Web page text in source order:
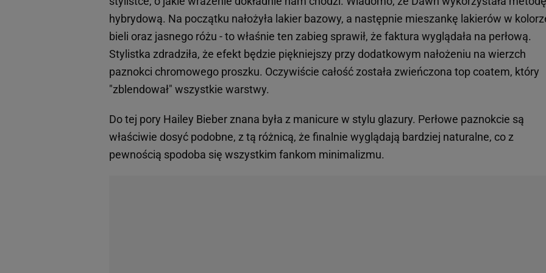
hybrydową. Na początku nałożyła lakier bazowy, a następnie mieszankę lakierów w
bieli oraz jasnego różu - to właśnie ten zabieg sprawił, że faktura wyglądała na perłową.
Stylistka zdradziła, że efekt będzie piękniejszy przy dodatkowym nałożeniu na wierzch
paznokci chromowego proszku. Oczywiście całość została zwieńczona top coatem, który
"zblendował" wszystkie warstwy.
Do tej pory Hailey Bieber znana była z manicure w stylu glazury. Perłowe paznokcie są
właściwie dosyć podobne, z tą różnicą, że finalnie wyglądają bardziej naturalne, co z
pewnością spodoba się wszystkim fankom minimalizmu.